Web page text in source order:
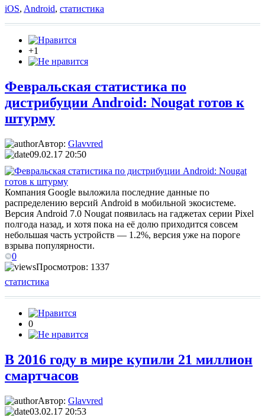
iOS, Android, статистика
+1
Февральская статистика по
дистрибуции Android: Nougat готов к
штурму
Автор: Glavvred
09.02.17 20:50
Компания Google выложила последние данные по
распределению версий Android в мобильной экосистеме.
Версия Android 7.0 Nougat появилась на гаджетах серии Pixel
полгода назад, и хотя пока на её долю приходится совсем
небольшая часть устройств — 1.2%, версия уже на пороге
взрыва популярности.
0
Просмотров: 1337
статистика
0
В 2016 году в мире купили 21 миллион
смартчасов
Автор: Glavvred
03.02.17 20:53